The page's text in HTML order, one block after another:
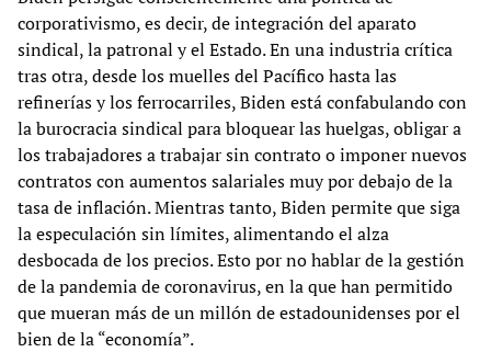
corporativismo, es decir, de integración del aparato
sindical, la patronal y el Estado. En una industria crítica
tras otra, desde los muelles del Pacífico hasta las
refinerías y los ferrocarriles, Biden está confabulando con
la burocracia sindical para bloquear las huelgas, obligar a
los trabajadores a trabajar sin contrato o imponer nuevos
contratos con aumentos salariales muy por debajo de la
tasa de inflación. Mientras tanto, Biden permite que siga
la especulación sin límites, alimentando el alza
desbocada de los precios. Esto por no hablar de la gestión
de la pandemia de coronavirus, en la que han permitido
que mueran más de un millón de estadounidenses por el
bien de la “economía”.